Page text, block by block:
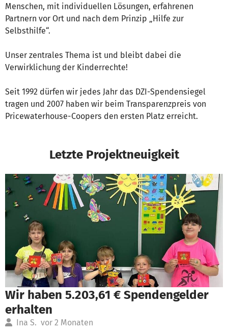
Menschen, mit individuellen Lösungen, erfahrenen
Partnern vor Ort und nach dem Prinzip „Hilfe zur
Selbsthilfe“.
Unser zentrales Thema ist und bleibt dabei die
Verwirklichung der Kinderrechte!
Seit 1992 dürfen wir jedes Jahr das DZI-Spendensiegel
tragen und 2007 haben wir beim Transparenzpreis von
Pricewaterhouse-Coopers den ersten Platz erreicht.
Letzte Projektneuigkeit
Wir haben 5.203,61 € Spendengelder
erhalten
Ina S. vor 2 Monaten